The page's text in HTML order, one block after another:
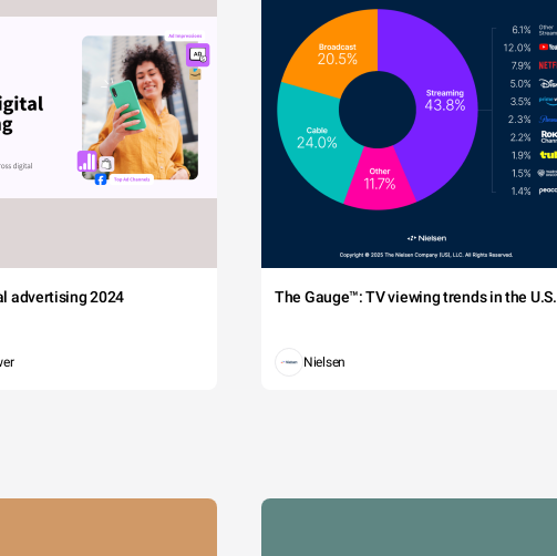
advertising 2024 The Gauge™: TV viewing trends in the U.S.
Nielsen